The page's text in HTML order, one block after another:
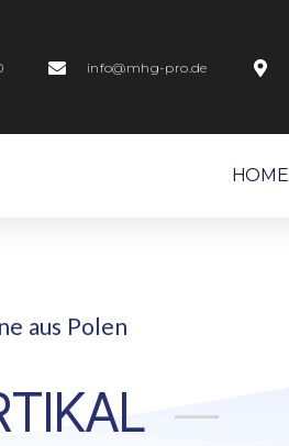
info@mhg-pro.de
HOME
aus Polen